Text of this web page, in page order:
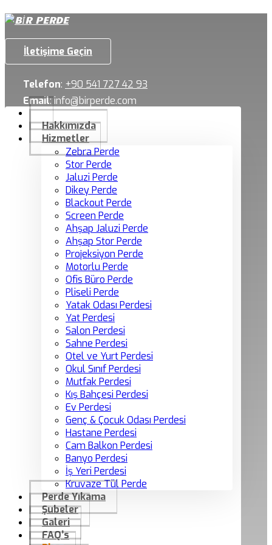
İletişime Geçin
Telefon: +90 541 727 42 93
Email:info@birperde.com
Hakkımızda
Hizmetler
Zebra Perde
Stor Perde
Jaluzi Perde
Dikey Perde
Blackout Perde
Screen Perde
Ahşap Jaluzi Perde
Ahşap Stor Perde
Projeksiyon Perde
Motorlu Perde
Ofis Büro Perde
Pliseli Perde
Yatak Odası Perdesi
Yat Perdesi
Salon Perdesi
Sahne Perdesi
Otel ve Yurt Perdesi
Okul Sınıf Perdesi
Mutfak Perdesi
Kış Bahçesi Perdesi
Ev Perdesi
Genç & Çocuk Odası Perdesi
Hastane Perdesi
Cam Balkon Perdesi
Banyo Perdesi
İş Yeri Perdesi
Kruvaze Tül Perde
Perde Yıkama
Şubeler
Galeri
FAQ’s